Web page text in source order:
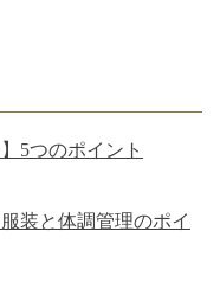
5つのポイント
装と体調管理のポイ